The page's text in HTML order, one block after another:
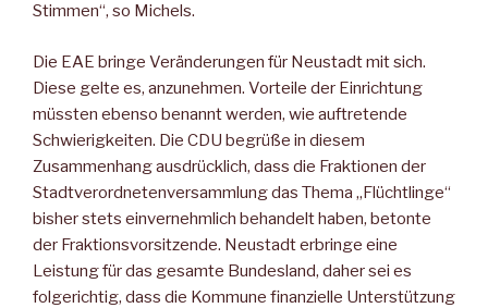
Stimmen“, so Michels.
Die EAE bringe Veränderungen für Neustadt mit sich.
Diese gelte es, anzunehmen. Vorteile der Einrichtung
müssten ebenso benannt werden, wie auftretende
Schwierigkeiten. Die CDU begrüße in diesem
Zusammenhang ausdrücklich, dass die Fraktionen der
Stadtverordnetenversammlung das Thema „Flüchtlinge“
bisher stets einvernehmlich behandelt haben, betonte
der Fraktionsvorsitzende. Neustadt erbringe eine
Leistung für das gesamte Bundesland, daher sei es
folgerichtig, dass die Kommune finanzielle Unterstützung